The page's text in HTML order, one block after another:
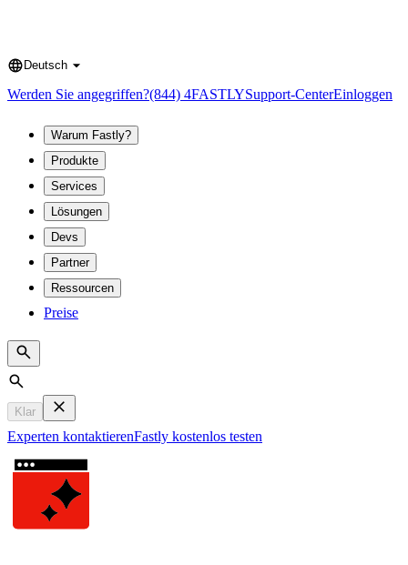
Language
Deutsch
Werden Sie angegriffen?(844) 4FASTLYSupport-CenterEinloggen
Warum Fastly?
Produkte
Services
Lösungen
Devs
Partner
Ressourcen
Preise
Search
Klar
Experten kontaktierenFastly kostenlos testen